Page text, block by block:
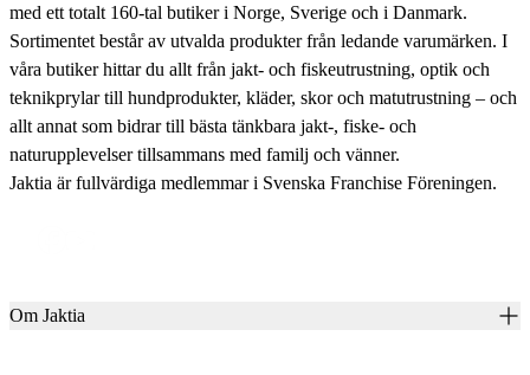
med ett totalt 160-tal butiker i Norge, Sverige och i Danmark.
Sortimentet består av utvalda produkter från ledande varumärken. I
våra butiker hittar du allt från jakt- och fiskeutrustning, optik och
teknikprylar till hundprodukter, kläder, skor och matutrustning – och
allt annat som bidrar till bästa tänkbara jakt-, fiske- och
naturupplevelser tillsammans med familj och vänner.
Jaktia är fullvärdiga medlemmar i Svenska Franchise Föreningen.
Om Jaktia